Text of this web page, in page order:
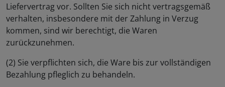
Liefervertrag vor. Sollten Sie sich nicht vertragsgemäß
verhalten, insbesondere mit der Zahlung in Verzug
kommen, sind wir berechtigt, die Waren
zurückzunehmen.
(2) Sie verpflichten sich, die Ware bis zur vollständigen
Bezahlung pfleglich zu behandeln.